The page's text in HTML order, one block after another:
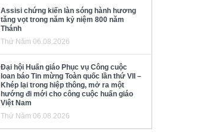
Assisi chứng kiến làn sóng hành hương
tăng vọt trong năm kỷ niệm 800 năm
Thánh
Thứ Năm 06.08.2026
Đại hội Huấn giáo Phục vụ Công cuộc
loan báo Tin mừng Toàn quốc lần thứ VII –
Khép lại trong hiệp thông, mở ra một
hướng đi mới cho công cuộc huấn giáo
Việt Nam
Thứ Năm 06.08.2026